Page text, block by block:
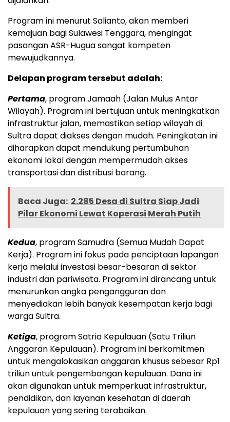
Program ini menurut Salianto, akan memberi
kemajuan bagi Sulawesi Tenggara, mengingat
pasangan ASR-Hugua sangat kompeten
mewujudkannya.
Delapan program tersebut adalah:
Pertama, program Jamaah (Jalan Mulus Antar
Wilayah). Program ini bertujuan untuk meningkatkan
infrastruktur jalan, memastikan setiap wilayah di
Sultra dapat diakses dengan mudah. Peningkatan ini
diharapkan dapat mendukung pertumbuhan
ekonomi lokal dengan mempermudah akses
transportasi dan distribusi barang.
Baca Juga: 2.285 Desa di Sultra Siap Jadi
Pilar Ekonomi Lewat Koperasi Merah Putih
Kedua, program Samudra (Semua Mudah Dapat
Kerja). Program ini fokus pada penciptaan lapangan
kerja melalui investasi besar-besaran di sektor
industri dan pariwisata. Program ini dirancang untuk
menurunkan angka pengangguran dan
menyediakan lebih banyak kesempatan kerja bagi
warga Sultra.
Ketiga, program Satria Kepulauan (Satu Triliun
Anggaran Kepulauan). Program ini berkomitmen
untuk mengalokasikan anggaran khusus sebesar Rp1
triliun untuk pengembangan kepulauan. Dana ini
akan digunakan untuk memperkuat infrastruktur,
pendidikan, dan layanan kesehatan di daerah
kepulauan yang sering terabaikan.